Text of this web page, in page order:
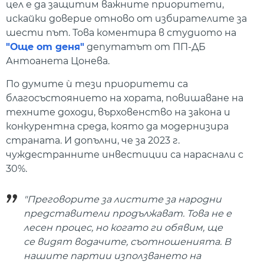
цел е да защитим важните приоритети,
искайки доверие отново от избирателите за
шести път. Това коментира в студиото на
"Още от деня" депутатът от ПП-ДБ
Антоанета Цонева.
По думите ѝ тези приоритети са
благосъстоянието на хората, повишаване на
техните доходи, върховенство на закона и
конкурентна среда, която да модернизира
страната. И допълни, че за 2023 г.
чуждестранните инвестиции са нараснали с
30%.
"Преговорите за листите за народни
представители продължават. Това не е
лесен процес, но когато ги обявим, ще
се видят водачите, съотношенията. В
нашите партии използването на